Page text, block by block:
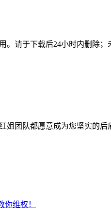
请于下载后24小时内删除
团队都愿意成为您坚实的
你维权！